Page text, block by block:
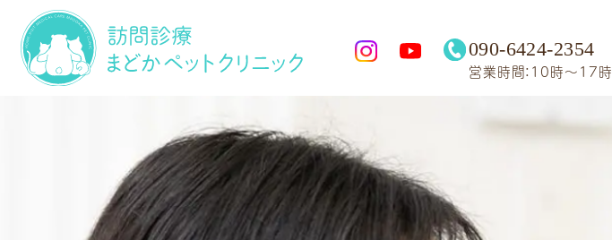
090-6424-2354
営業時間：10時～17時